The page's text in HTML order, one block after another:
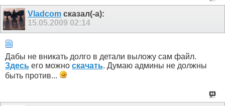
Vladcom сказал(-а):
15.05.2009 02:14
Дабы не вникать долго в детали выложу сам файл.
Здесь его можно скачать. Думаю админы не должны
быть против...